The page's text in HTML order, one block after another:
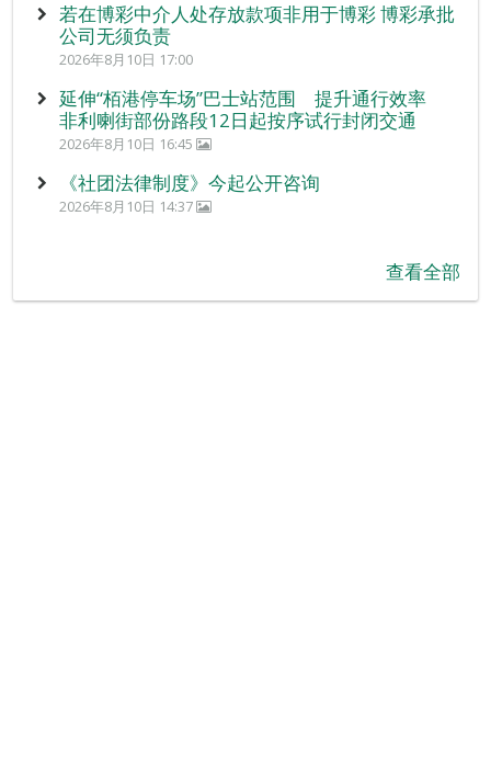
若在博彩中介人处存放款项非用于博彩 博彩承批
公司无须负责
2026年8月10日 17:00
延伸“栢港停车场”巴士站范围 提升通行效率
非利喇街部份路段12日起按序试行封闭交通
2026年8月10日 16:45
《社团法律制度》今起公开咨询
2026年8月10日 14:37
查看全部